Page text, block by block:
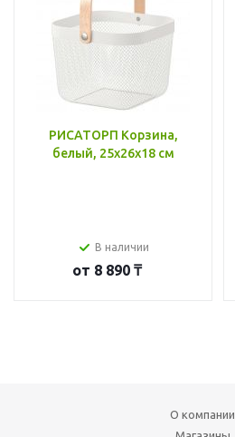
РИСАТОРП Корзина,
белый, 25x26x18 см
В наличии
от 8 890 ₸
О компании